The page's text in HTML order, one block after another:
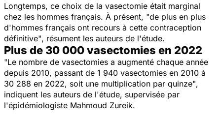
Longtemps, ce choix de la vasectomie était marginal
chez les hommes français. À présent, "de plus en plus
d'hommes français ont recours à cette contraception
définitive", résument les auteurs de l'étude.
Plus de 30 000 vasectomies en 2022
"Le nombre de vasectomies a augmenté chaque année
depuis 2010, passant de 1 940 vasectomies en 2010 à
30 288 en 2022, soit une multiplication par quinze",
indiquent les auteurs de l'étude, supervisée par
l'épidémiologiste Mahmoud Zureik.